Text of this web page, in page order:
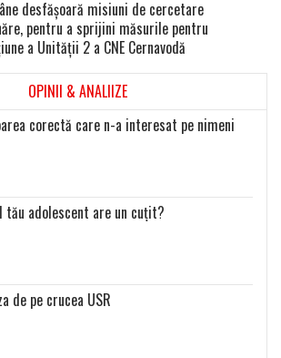
desfăşoară misiuni de cercetare
pentru a sprijini măsurile pentru
a Unităţii 2 a CNE Cernavodă
OPINII & ANALIIZE
corectă care n-a interesat pe nimeni
tău adolescent are un cuțit?
de pe crucea USR